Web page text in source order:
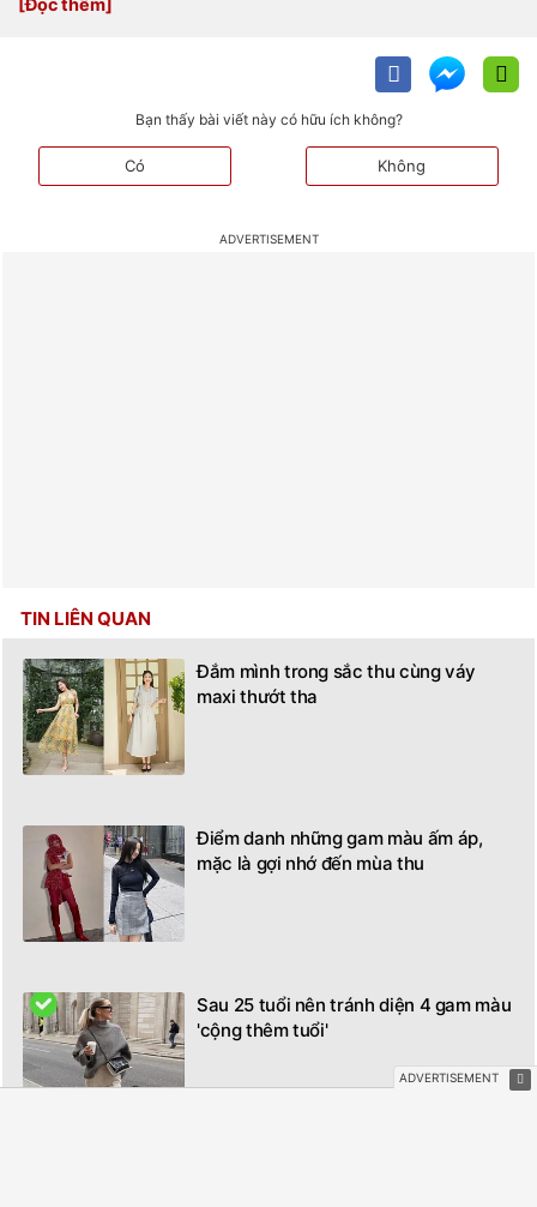
Bạn thấy bài viết này có hữu ích không?
Có Không
TIN LIÊN QUAN
Đắm mình trong sắc thu cùng váy
maxi thướt tha
Điểm danh những gam màu ấm áp,
mặc là gợi nhớ đến mùa thu
Sau 25 tuổi nên tránh diện 4 gam màu
'cộng thêm tuổi'